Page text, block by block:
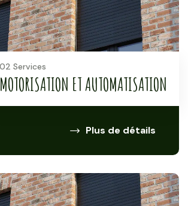
Plus de détails
02 Services
MOTORISATION ET AUTOMATISATION